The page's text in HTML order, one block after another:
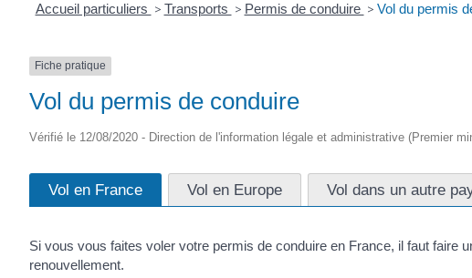
Accueil particuliers > Transports > Permis de conduire > Vol du permis
Fiche pratique
Vol du permis de conduire
Vérifié le 12/08/2020 - Direction de l'information légale et administrative (Premier
Vol en France Vol en Europe Vol dans un autre
Si vous vous faites voler votre permis de conduire en France, il faut faire
renouvellement.